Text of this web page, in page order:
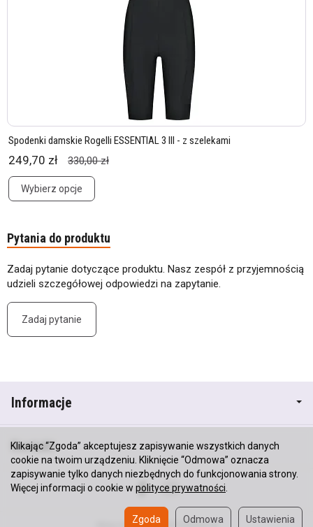
Spodenki damskie Rogelli ESSENTIAL 3 III - z szelekami
249,70 zł 330,00 zł
Wybierz opcje
Pytania do produktu
Zadaj pytanie dotyczące produktu. Nasz zespół z przyjemnością
udzieli szczegółowej odpowiedzi na zapytanie.
Zadaj pytanie
Informacje
Kontakt
Klikając “Zgoda” akceptujesz zapisywanie wszystkich danych
cookie na twoim urządzeniu. Kliknięcie “Odmowa” oznacza
zapisywanie tylko danych niezbędnych do funkcjonowania strony.
Więcej informacji o cookie w polityce prywatności
Ustawienia
Odmowa
Zgoda